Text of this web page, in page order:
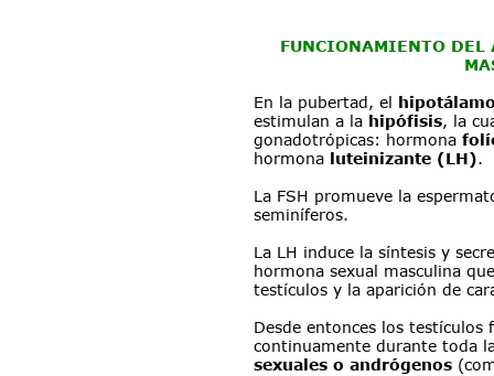
FUNCIONAMIENTO DEL
En la pubertad, el
estimulan a la hipófisis, la
gonadotrópicas: hormona
hormona luteinizante (LH).
La FSH promueve la
seminíferos.
La LH induce la síntesis y
hormona sexual masculina
testículos y la aparición de
Desde entonces los
continuamente durante toda
sexuales o andrógenos